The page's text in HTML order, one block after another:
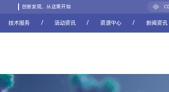
创新发现，从这里开始
技术服务 / 活动资讯 / 资源中心 / 新闻资讯